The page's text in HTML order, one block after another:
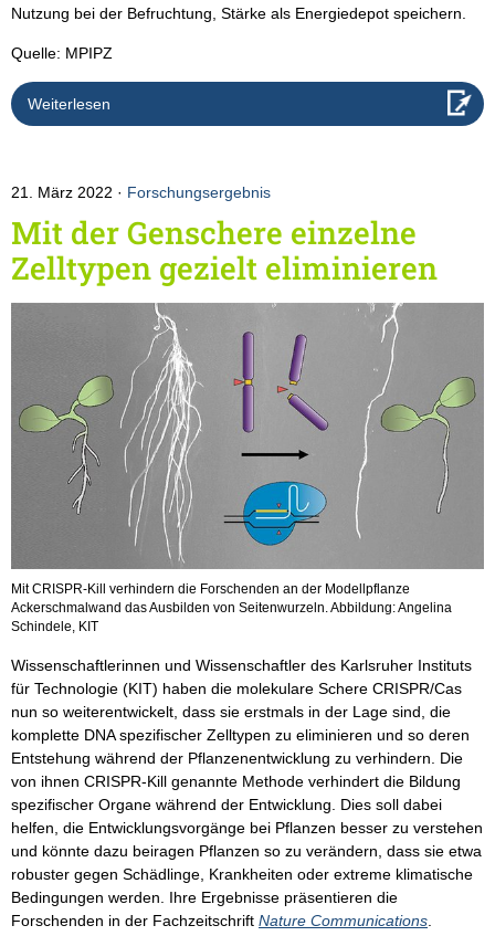
Nutzung bei der Befruchtung, Stärke als Energiedepot speichern.
Quelle: MPIPZ
Weiterlesen
21. März 2022 Forschungsergebnis
Mit der Genschere einzelne
Zelltypen gezielt eliminieren
Mit CRISPR-Kill verhindern die Forschenden an der Modellpflanze
Ackerschmalwand das Ausbilden von Seitenwurzeln. Abbildung: Angelina
Schindele, KIT
Wissenschaftlerinnen und Wissenschaftler des Karlsruher Instituts
für Technologie (KIT) haben die molekulare Schere CRISPR/Cas
nun so weiterentwickelt, dass sie erstmals in der Lage sind, die
komplette DNA spezifischer Zelltypen zu eliminieren und so deren
Entstehung während der Pflanzenentwicklung zu verhindern. Die
von ihnen CRISPR-Kill genannte Methode verhindert die Bildung
spezifischer Organe während der Entwicklung. Dies soll dabei
helfen, die Entwicklungsvorgänge bei Pflanzen besser zu verstehen
und könnte dazu beiragen Pflanzen so zu verändern, dass sie etwa
robuster gegen Schädlinge, Krankheiten oder extreme klimatische
Bedingungen werden. Ihre Ergebnisse präsentieren die
Forschenden in der Fachzeitschrift Nature Communications